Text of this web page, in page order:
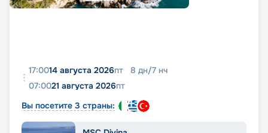
17:0014 августа 2026пт 8 дн/7 нч
07:0021 августа 2026пт
Вы посетите 3 страны: